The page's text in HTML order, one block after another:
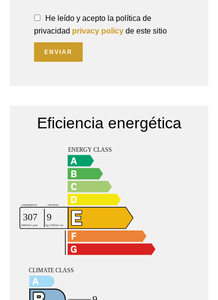
He leído y acepto la política de
privacidad privacy policy de este sitio
ENVIAR
Eficiencia energética